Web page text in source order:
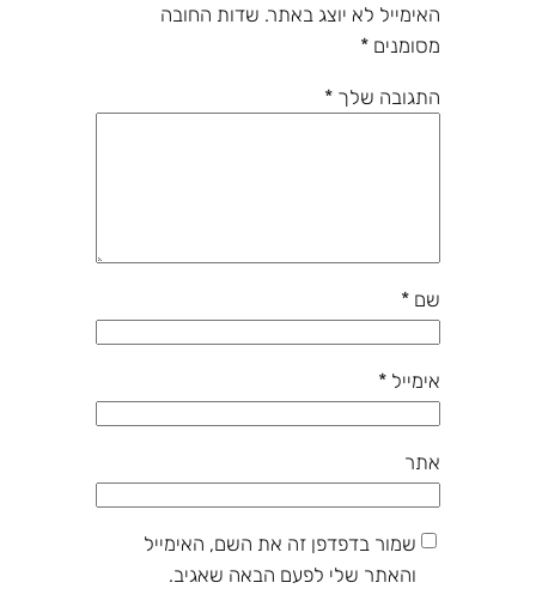
האימייל לא יוצג באתר. שדות החובה
מסומנים *
התגובה שלך *
שם *
אימייל *
אתר
שמור בדפדפן זה את השם, האימייל
והאתר שלי לפעם הבאה שאגיב.